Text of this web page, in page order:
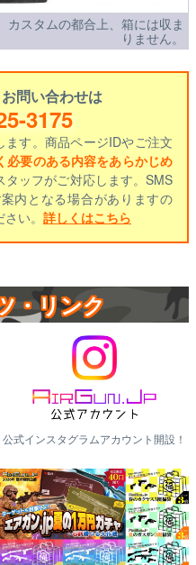
スタムの都合上、箱には収ま
りません。
問い合わせは
3175
ます。商品ページIDやご注文
必要のある内容をあらかじめ
タッフがご対応します。SMS
内となる場合がありますの
い。 詳しくはこちら
・リンク
公式インスタグラムアカウント開設！